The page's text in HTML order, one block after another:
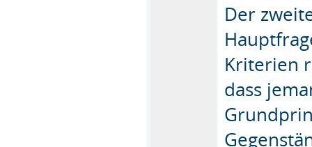
Der
Kriterien
dass